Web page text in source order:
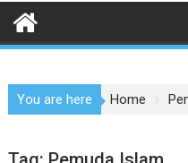
You are here Home